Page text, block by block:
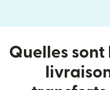
Quelles sont